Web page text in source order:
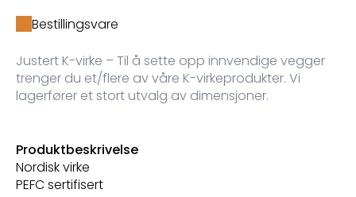
Bestillingsvare
Justert K-virke – Til å sette opp innvendige vegger
trenger du et/flere av våre K-virkeprodukter. Vi
lagerfører et stort utvalg av dimensjoner.
Produktbeskrivelse
Nordisk virke
PEFC sertifisert